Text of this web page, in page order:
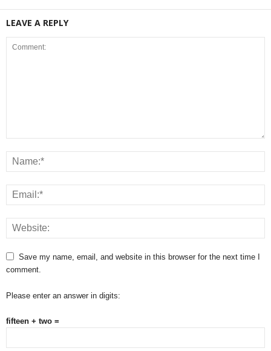
LEAVE A REPLY
Save my name, email, and website in this browser for the next time I
comment.
Please enter an answer in digits:
fifteen + two =